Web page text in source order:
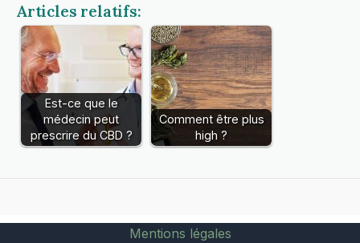
Articles relatifs:
Est-ce que le
médecin peut
prescrire du CBD ?
Comment être plus
high ?
Mentions légales